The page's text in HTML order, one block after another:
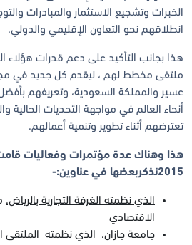
الخبرات وتشجيع الاستثمار والمبادرات
انطلاقهم نحو التعاون الإقليمي والدولي.
هذا بجانب التأكيد على دعم قدرات هؤلاء
ملتقى مخطط لهم ، ليقدم كل جديد في
عسير والمملكة السعودية، وتعريفهم
أنحاء العالم في مواجهة التحديات الحالية
تعترضهم أثناء تطوير وتنمية أعمالهم.
هذا وهناك عدة مؤتمرات وفعاليات
2015نذكربعضها في عناوين:-
الذي نظمته الغرفة التجارية بالرياض.
الاقتصادي
جامعة جازان.
الذي نظمته
الملتقى